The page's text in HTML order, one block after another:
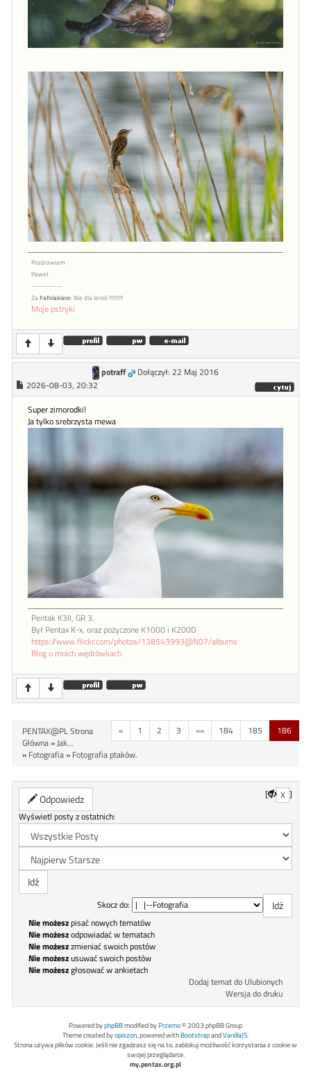
Pozdrawiam
Paweł
-----------
Za Fafniakiem: Nie dla leniiii !!!!!!!!!!
Moje pstryki
potraff
Dołączył: 22 Maj 2016
2026-08-03, 20:32
Super zimorodki!
Ja tylko srebrzysta mewa
Pentak K3II, GR 3.
Był Pentax K-x, oraz pożyczone K1000 i K200D
https://www.flickr.com/photos/138543993@N07/albums
Blog o moich wędrówkach.
« 1 2 3 «» 184 185 186
PENTAX@PL Strona
Główna»Jak...
» Fotografia» Fotografia ptaków.
Odpowiedz [ X ]
Wyświetl posty z ostatnich:
Skocz do:
Nie możeszpisać nowych tematów
Nie możeszodpowiadać w tematach
Nie możeszzmieniać swoich postów
Nie możeszusuwać swoich postów
Nie możeszgłosować w ankietach
Dodaj temat do Ulubionych
Wersja do druku
Powered byphpBBmodified byPrzemo© 2003 phpBB Group
Theme created byopiszon, powered withBootstrapandVanillaJS.
Strona używa plików cookie. Jeśli nie zgadzasz się na to, zablokuj możliwość korzystania z cookie w
swojej przeglądarce.
my.pentax.org.pl